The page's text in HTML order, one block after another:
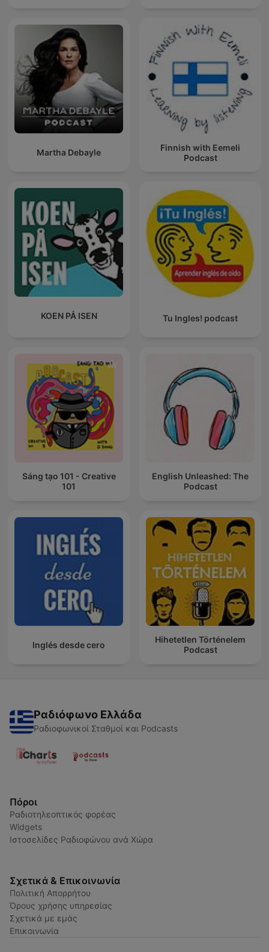
Martha Debayle
Finnish with Eemeli
Podcast
KOEN PÅ ISEN Tu Ingles! podcast
Sáng tạo 101 - Creative
101
English Unleashed: The
Podcast
Inglés desde cero
Hihetetlen Történelem
Podcast
Ραδιόφωνο Ελλάδα
Ραδιοφωνικοί Σταθμοί και Podcasts
Πόροι
Ραδιοτηλεοπτικός φορέας
Widgets
Ιστοσελίδες Ραδιοφώνου ανά Χώρα
Σχετικά & Επικοινωνία
Πολιτική Απορρήτου
Όρους χρήσης υπηρεσίας
Σχετικά με εμάς
Επικοινωνία